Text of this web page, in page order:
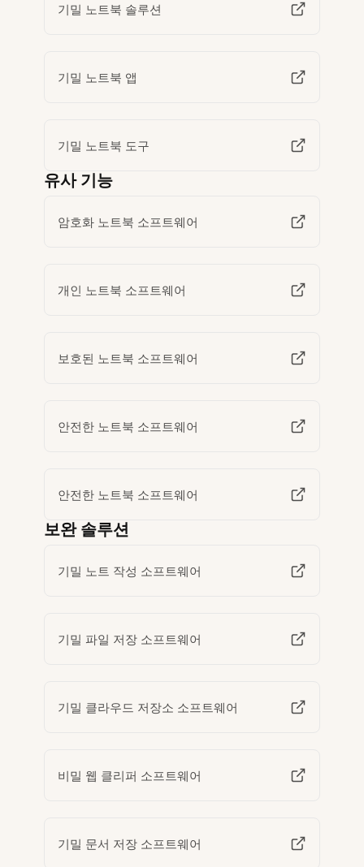
기밀 노트북 솔루션
기밀 노트북 앱
기밀 노트북 도구
유사 기능
암호화 노트북 소프트웨어
개인 노트북 소프트웨어
보호된 노트북 소프트웨어
안전한 노트북 소프트웨어
안전한 노트북 소프트웨어
보완 솔루션
기밀 노트 작성 소프트웨어
기밀 파일 저장 소프트웨어
기밀 클라우드 저장소 소프트웨어
비밀 웹 클리퍼 소프트웨어
기밀 문서 저장 소프트웨어